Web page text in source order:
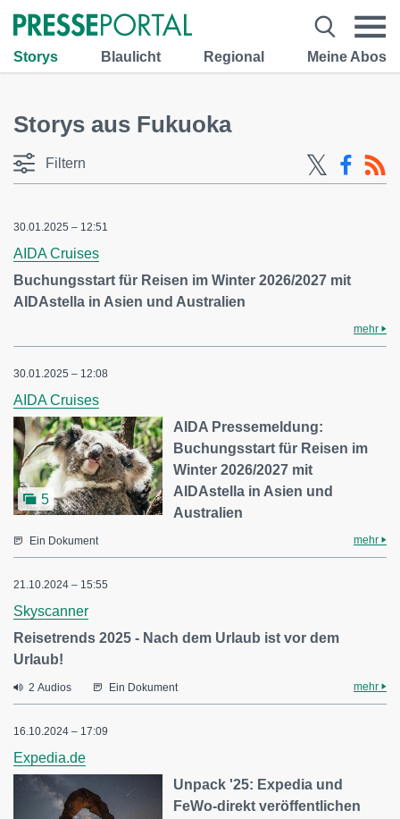
Storys Blaulicht Regional Meine Abos
Storys aus Fukuoka
Filtern
30.01.2025 – 12:51
AIDA Cruises
Buchungsstart für Reisen im Winter 2026/2027 mit
AIDAstella in Asien und Australien
mehr
30.01.2025 – 12:08
AIDA Cruises
5
AIDA Pressemeldung:
Buchungsstart für Reisen im
Winter 2026/2027 mit
AIDAstella in Asien und
Australien
Ein Dokument mehr
21.10.2024 – 15:55
Skyscanner
Reisetrends 2025 - Nach dem Urlaub ist vor dem
Urlaub!
2 Audios Ein Dokument mehr
16.10.2024 – 17:09
Expedia.de
Unpack '25: Expedia und
FeWo-direkt veröffentlichen